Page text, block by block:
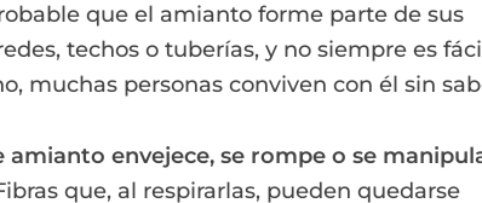
que el amianto forme parte de sus
techos o tuberías, y no siempre es
muchas personas conviven con él sin
envejece, se rompe o se
que, al respirarlas, pueden quedarse